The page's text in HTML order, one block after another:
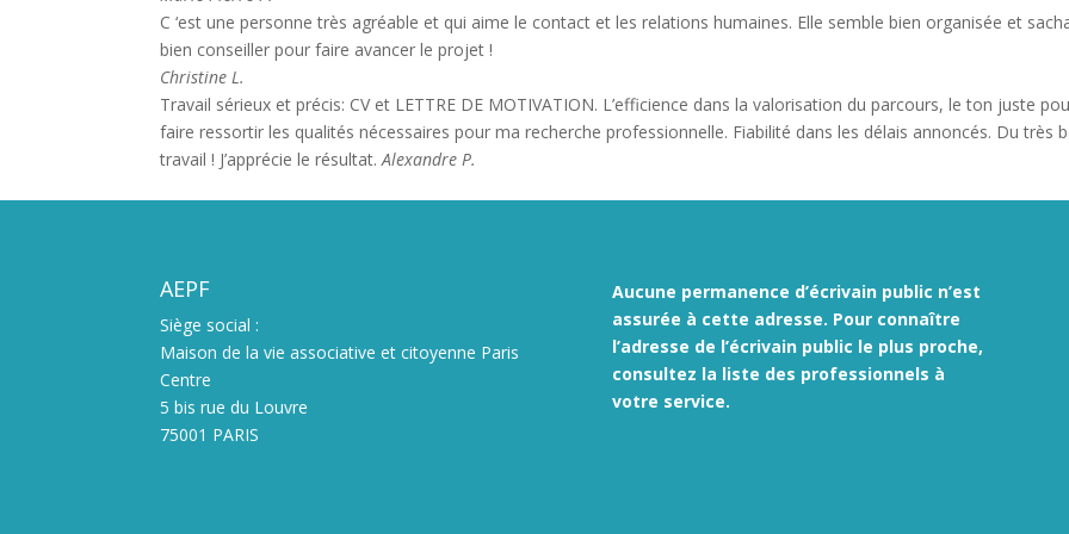
C ‘est une personne très agréable et qui aime le contact et les relations humaines. Elle semble bien organisée et
bien conseiller pour faire avancer le projet !
Christine L.
Travail sérieux et précis: CV et LETTRE DE MOTIVATION. L’efficience dans la valorisation du parcours, le ton juste
faire ressortir les qualités nécessaires pour ma recherche professionnelle. Fiabilité dans les délais annoncés. Du très
travail ! J’apprécie le résultat.Alexandre P.
AEPF
Siège social :
Maison de la vie associative et citoyenne Paris
Centre
5 bis rue du Louvre
75001 PARIS
Aucune permanence d’écrivain public n’est
assurée à cette adresse. Pour connaître
l’adresse de l’écrivain public le plus proche,
consultez la liste des professionnels à
votre service.